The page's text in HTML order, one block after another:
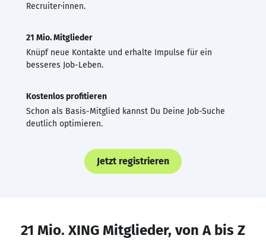
Recruiter·innen.
21 Mio. Mitglieder
Knüpf neue Kontakte und erhalte Impulse für ein
besseres Job-Leben.
Kostenlos profitieren
Schon als Basis-Mitglied kannst Du Deine Job-Suche
deutlich optimieren.
Jetzt registrieren
21 Mio. XING Mitglieder, von A bis Z